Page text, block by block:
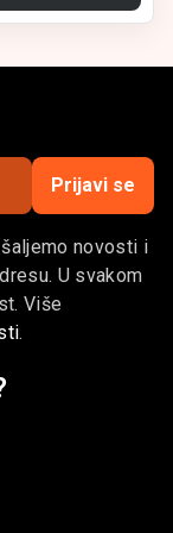
Prijavi se
novosti i
U svakom
Više
.